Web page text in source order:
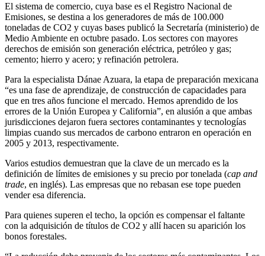
El sistema de comercio, cuya base es el Registro Nacional de
Emisiones, se destina a los generadores de más de 100.000
toneladas de CO2 y cuyas bases publicó la Secretaría (ministerio) de
Medio Ambiente en octubre pasado. Los sectores con mayores
derechos de emisión son generación eléctrica, petróleo y gas;
cemento; hierro y acero; y refinación petrolera.
Para la especialista Dánae Azuara, la etapa de preparación mexicana
“es una fase de aprendizaje, de construcción de capacidades para
que en tres años funcione el mercado. Hemos aprendido de los
errores de la Unión Europea y California”, en alusión a que ambas
jurisdicciones dejaron fuera sectores contaminantes y tecnologías
limpias cuando sus mercados de carbono entraron en operación en
2005 y 2013, respectivamente.
Varios estudios demuestran que la clave de un mercado es la
definición de límites de emisiones y su precio por tonelada (cap and
trade, en inglés). Las empresas que no rebasan ese tope pueden
vender esa diferencia.
Para quienes superen el techo, la opción es compensar el faltante
con la adquisición de títulos de CO2 y allí hacen su aparición los
bonos forestales.